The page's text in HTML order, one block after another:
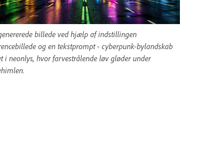
billede ved hjælp af indstillingen
og en tekstprompt - cyberpunk-bylandskab
i neonlys, hvor farvestrålende løv gløder under